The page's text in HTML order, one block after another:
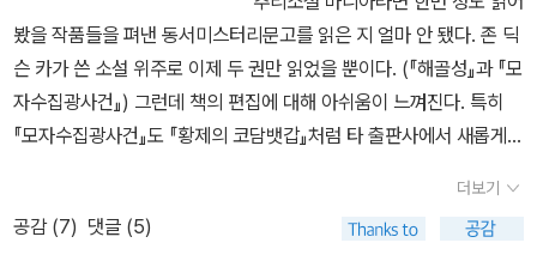
본격 추리와는 색다른 아이리시만의 음울한 범죄의 색깔을 느낄수 있
는 걸작입니다. 25 1942 황제의 코담배 케이스 존 딕슨 카의 걸작
중 하나!! 26 1944 O시를 향하여 크리스티의 대표작중 하나지만,아
무래도 위의 작품들보단 인지도가 떨어지는 것이 사실이죠. 27 194
7 옥문도 일본의 대표적 명탐정 긴다이찌 고오스케(김전일의 할아버
지죠)가 나오는 두번째 작품.혼진살인사건이후 태평양 전쟁에 참전한
탐정의 본격적인 활약이 시작됩니다. 28 1947 심판은 내가 한다
봤을 작품들을 펴낸 동서미스터리문고를 읽은 지 얼마 안 됐다. 존 딕
슨 카가 쓴 소설 위주로 이제 두 권만 읽었을 뿐이다. (『해골성』과 『모
자수집광사건』) 그런데 책의 편집에 대해 아쉬움이 느껴진다. 특히
『모자수집광사건』도 『황제의 코담뱃갑』처럼 타 출판사에서 새롭게
나온『황제의 코담뱃갑』도 이미 2003년에 동서미스터리문고에서 소
개되었던 작품이다. 『화형 법정』도 엘릭시르에서 새로 번역되어 나온
더보기
공감 (7) 댓글 (5)